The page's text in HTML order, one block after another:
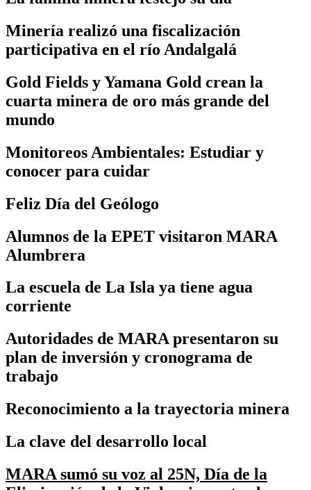
Minería realizó una fiscalización
participativa en el río Andalgalá
Gold Fields y Yamana Gold crean la
cuarta minera de oro más grande del
mundo
Monitoreos Ambientales: Estudiar y
conocer para cuidar
Feliz Día del Geólogo
Alumnos de la EPET visitaron MARA
Alumbrera
La escuela de La Isla ya tiene agua
corriente
Autoridades de MARA presentaron su
plan de inversión y cronograma de
trabajo
Reconocimiento a la trayectoria minera
La clave del desarrollo local
MARA sumó su voz al 25N, Día de la